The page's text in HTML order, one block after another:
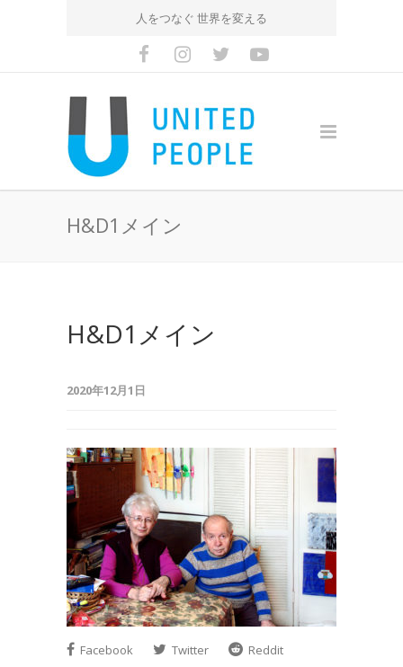
人をつなぐ 世界を変える
H&D1メイン
H&D1メイン
2020年12月1日
Facebook Twitter
Reddit